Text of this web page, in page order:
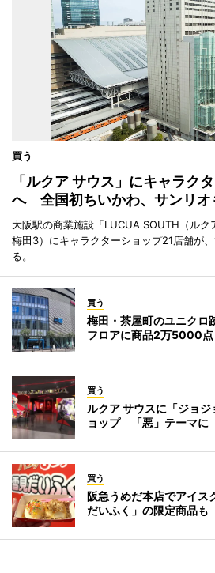
買う
「ルクア サウス」にキャラク
へ 全国初ちいかわ、サンリオ
大阪駅の商業施設「LUCUA SOUTH（ル
梅田3）にキャラクターショップ21店舗が
る。
買う
梅田・茶屋町のユニク
フロアに商品2万5000点
買う
ルクア サウスに「ジョ
ョップ 「悪」テーマに
買う
阪急うめだ本店でアイ
だいふく」の限定商品も